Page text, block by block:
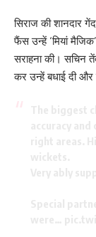
सिराज की शानदार
फैंस उन्हें ‘मियां
सराहना की। सचिन
कर उन्हें बधाई दी